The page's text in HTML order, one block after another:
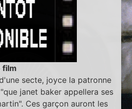
film
secte, joyce la patronne
janet baker appellera ses
Ces garçon auront les